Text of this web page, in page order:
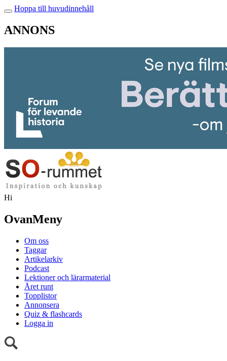
Hoppa till huvudinnehåll
ANNONS
Hi
OvanMeny
Om oss
Taggar
Artikelarkiv
Podcast
Lektioner och lärarmaterial
Året runt
Topplistor
Annonsera
Quiz & flashcards
Logga in